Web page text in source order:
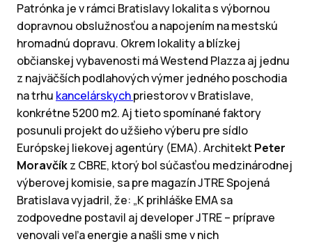
Patrónka je v rámci Bratislavy lokalita s výbornou
dopravnou obslužnosťou a napojením na mestskú
hromadnú dopravu. Okrem lokality a blízkej
občianskej vybavenosti má Westend Plazza aj jednu
z najväčších podlahových výmer jedného poschodia
na trhu kancelárskychpriestorov v Bratislave,
konkrétne 5200 m2. Aj tieto spomínané faktory
posunuli projekt do užšieho výberu pre sídlo
Európskej liekovej agentúry (EMA). Architekt Peter
Moravčíkz CBRE, ktorý bol súčasťou medzinárodnej
výberovej komisie, sa pre magazín JTRE Spojená
Bratislava vyjadril, že: „K prihláške EMA sa
zodpovedne postavil aj developer JTRE – príprave
venovali veľa energie a našli sme v nich